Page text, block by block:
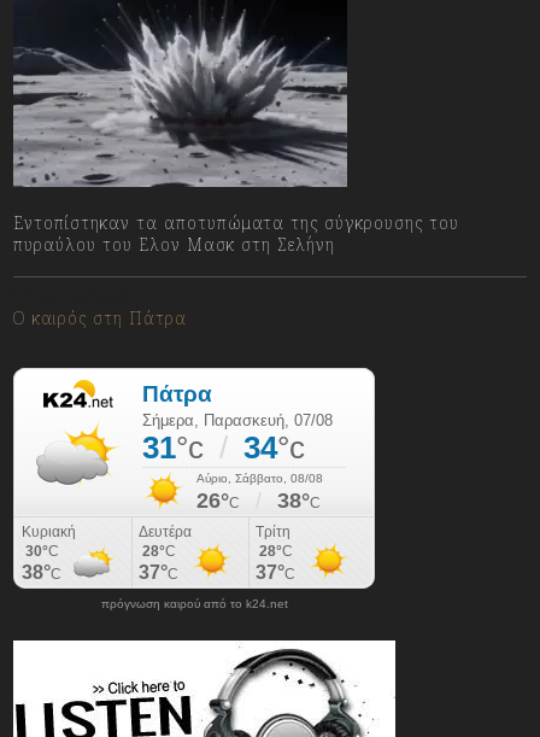
Εντοπίστηκαν τα αποτυπώματα της σύγκρουσης του
πυραύλου του Ελον Μασκ στη Σελήνη
Ο καιρός στη Πάτρα
πρόγνωση καιρού από το k24.net